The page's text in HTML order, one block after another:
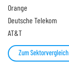
Orange
Deutsche Telekom
AT&T
Zum Sektorvergleich